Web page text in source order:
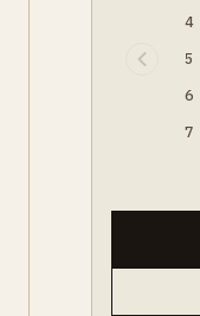
4
5
6
7